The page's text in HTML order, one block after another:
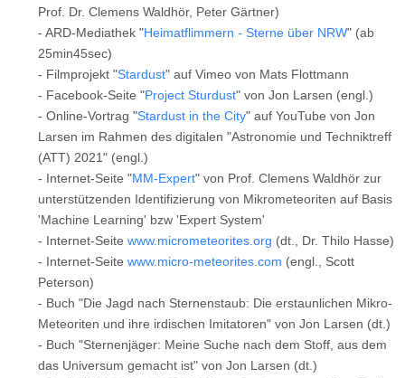
Prof. Dr. Clemens Waldhör, Peter Gärtner)
- ARD-Mediathek "Heimatflimmern - Sterne über NRW" (ab
25min45sec)
- Filmprojekt "Stardust" auf Vimeo von Mats Flottmann
- Facebook-Seite "Project Sturdust" von Jon Larsen (engl.)
- Online-Vortrag "Stardust in the City" auf YouTube von Jon
Larsen im Rahmen des digitalen "Astronomie und Techniktreff
(ATT) 2021" (engl.)
- Internet-Seite "MM-Expert" von Prof. Clemens Waldhör zur
unterstützenden Identifizierung von Mikrometeoriten auf Basis
'Machine Learning' bzw 'Expert System'
- Internet-Seite www.micrometeorites.org (dt., Dr. Thilo Hasse)
- Internet-Seite www.micro-meteorites.com (engl., Scott
Peterson)
- Buch "Die Jagd nach Sternenstaub: Die erstaunlichen Mikro-
Meteoriten und ihre irdischen Imitatoren" von Jon Larsen (dt.)
- Buch "Sternenjäger: Meine Suche nach dem Stoff, aus dem
das Universum gemacht ist" von Jon Larsen (dt.)